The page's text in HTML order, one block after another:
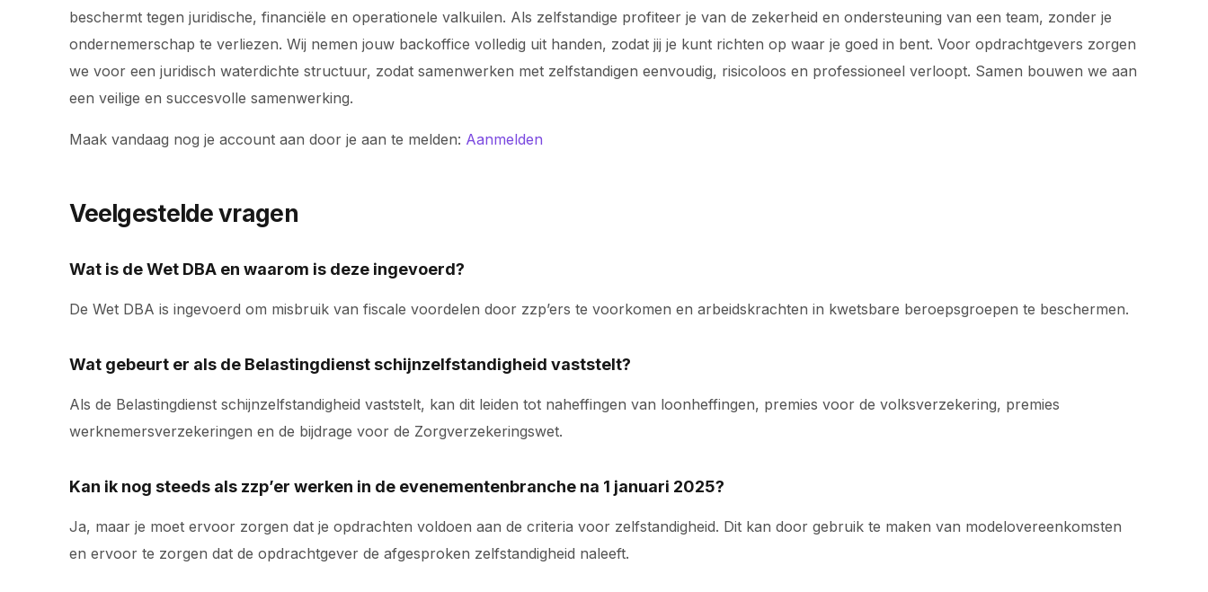
beschermt tegen juridische, financiële en operationele valkuilen. Als zelfstandige profiteer je van de zekerheid en ondersteuning van een team, zonder je
ondernemerschap te verliezen. Wij nemen jouw backoffice volledig uit handen, zodat jij je kunt richten op waar je goed in bent. Voor opdrachtgevers zorgen
we voor een juridisch waterdichte structuur, zodat samenwerken met zelfstandigen eenvoudig, risicoloos en professioneel verloopt. Samen bouwen we aan
een veilige en succesvolle samenwerking.
Maak vandaag nog je account aan door je aan te melden: Aanmelden
Veelgestelde vragen
Wat is de Wet DBA en waarom is deze ingevoerd?
De Wet DBA is ingevoerd om misbruik van fiscale voordelen door zzp’ers te voorkomen en arbeidskrachten in kwetsbare beroepsgroepen te beschermen.
Wat gebeurt er als de Belastingdienst schijnzelfstandigheid vaststelt?
Als de Belastingdienst schijnzelfstandigheid vaststelt, kan dit leiden tot naheffingen van loonheffingen, premies voor de volksverzekering, premies
werknemersverzekeringen en de bijdrage voor de Zorgverzekeringswet.
Kan ik nog steeds als zzp’er werken in de evenementenbranche na 1 januari 2025?
Ja, maar je moet ervoor zorgen dat je opdrachten voldoen aan de criteria voor zelfstandigheid. Dit kan door gebruik te maken van modelovereenkomsten
en ervoor te zorgen dat de opdrachtgever de afgesproken zelfstandigheid naleeft.